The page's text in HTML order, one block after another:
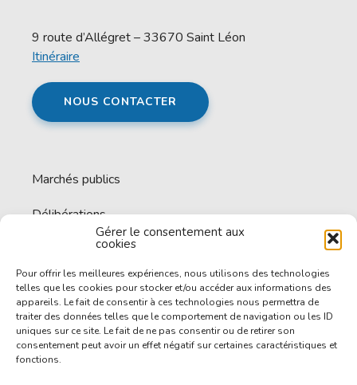
Gérer le consentement aux
cookies
Pour offrir les meilleures expériences, nous utilisons des technologies
telles que les cookies pour stocker et/ou accéder aux informations des
appareils. Le fait de consentir à ces technologies nous permettra de
traiter des données telles que le comportement de navigation ou les ID
uniques sur ce site. Le fait de ne pas consentir ou de retirer son
consentement peut avoir un effet négatif sur certaines caractéristiques et
fonctions.
9 route d’Allégret – 33670 Saint Léon
Itinéraire
NOUS CONTACTER
Marchés publics
Délibérations
Espace documentaire
Offres d’emploi